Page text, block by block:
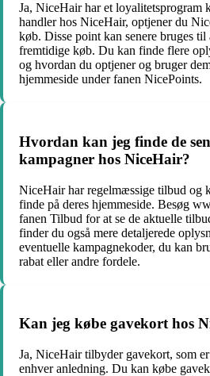
Ja, NiceHair har et loyalitetsprogram
handler hos NiceHair, optjener du
køb. Disse point kan senere bruges til
fremtidige køb. Du kan finde flere
og hvordan du optjener og bruger
hjemmeside under fanen NicePoints.
Hvordan kan jeg finde de
kampagner hos NiceHair?
NiceHair har regelmæssige tilbud og
finde på deres hjemmeside. Besøg
fanen Tilbud for at se de aktuelle
finder du også mere detaljerede
eventuelle kampagnekoder, du kan
rabat eller andre fordele.
Kan jeg købe gavekort hos
Ja, NiceHair tilbyder gavekort, som
enhver anledning. Du kan købe